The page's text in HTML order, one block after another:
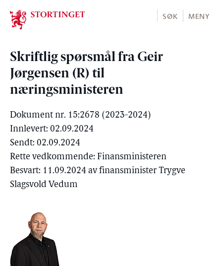
Stortinget.no
SØK MENY
Skriftlig spørsmål fra Geir
Jørgensen (R) til
næringsministeren
Dokument nr. 15:2678 (2023-2024)
Innlevert: 02.09.2024
Sendt: 02.09.2024
Rette vedkommende: Finansministeren
Besvart: 11.09.2024 av finansminister Trygve
Slagsvold Vedum